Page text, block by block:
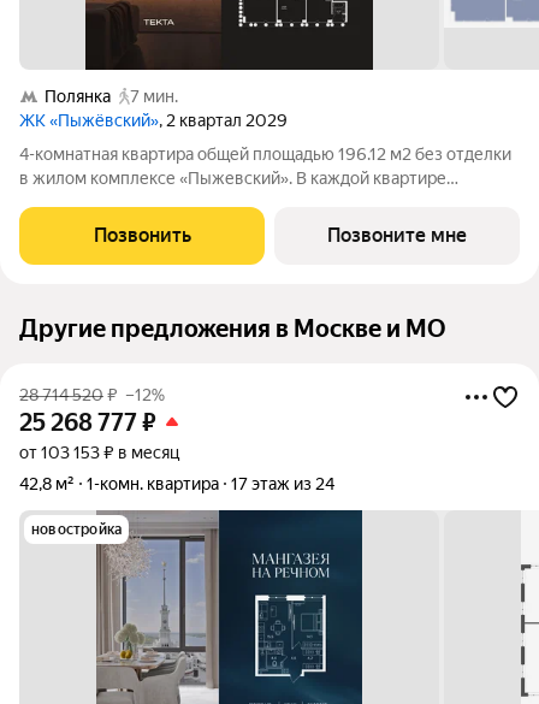
Полянка
7 мин.
ЖК «Пыжёвский», 2 квартал 2029
4-комнатная квартира общей площадью 196.12 м2 без отделки
в жилом комплексе «Пыжевский». В каждой квартире
остекление формирует визуальную связь с городом вид на
Кремль, Храм Христа Спасителя и
Позвонить Позвоните мне
Другие предложения в Москве и МО
28 714 520₽ –12%
25 268 777₽
от 103 153 ₽ в месяц
42,8 м²
1-комн. квартира 17 этаж из 24
новостройка